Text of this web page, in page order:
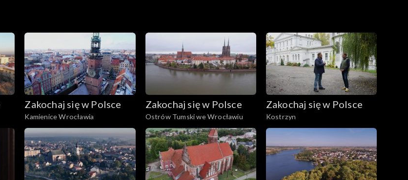
w Popielnie działa od lat pięćdziesiątych XX wieku. W zabytkowym spichlerzu mieści się jej
Zakochaj się w Polsce
Kamienice Wrocławia
Zakochaj się w Polsce
Ostrów Tumski we Wrocławiu
Zakochaj się w Polsce
Kostrzyn